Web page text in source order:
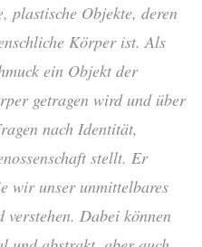
plastische Objekte, deren
Körper ist. Als
ein Objekt der
getragen wird und über
nach Identität,
stellt. Er
wir unser unmittelbares
verstehen. Dabei können